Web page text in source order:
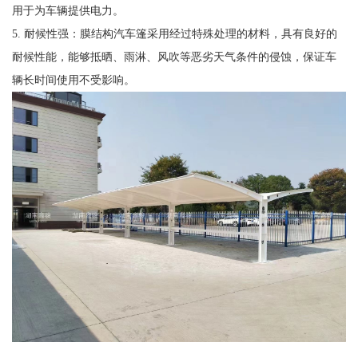
用于为车辆提供电力。
5. 耐候性强：膜结构汽车篷采用经过特殊处理的材料，具有良好的
耐候性能，能够抵晒、雨淋、风吹等恶劣天气条件的侵蚀，保证车
辆长时间使用不受影响。